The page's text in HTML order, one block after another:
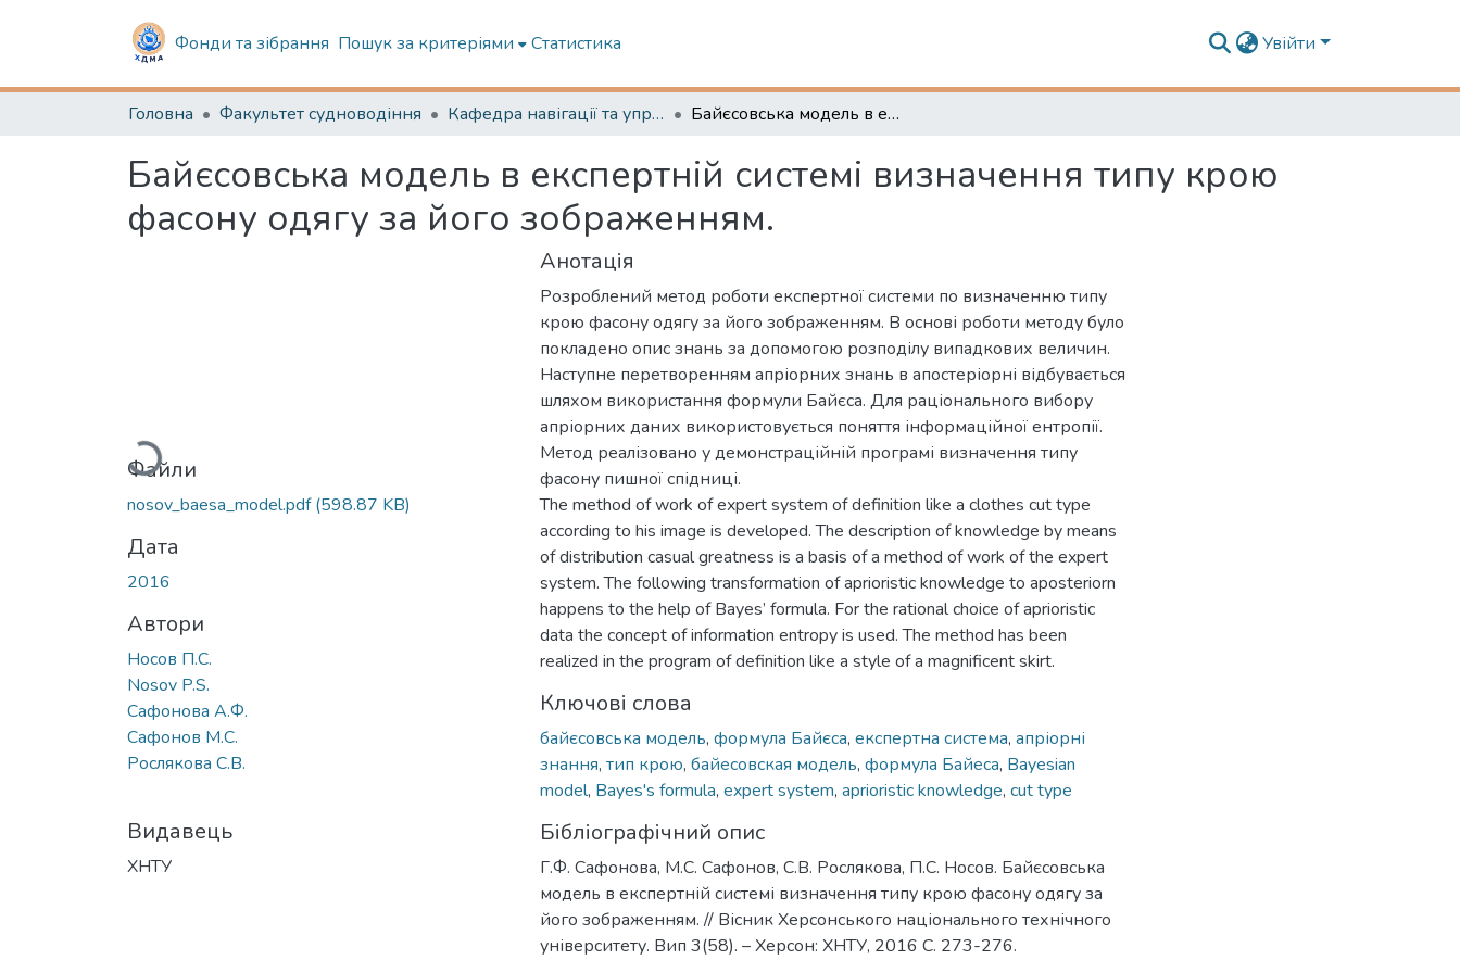
Фонди та зібрання Пошук за критеріями Статистика Увійти
Головна Факультет судноводіння Кафедра навігації та управління судном Байєсовська модель в експертній системі визначення типу крою фасону одягу за його зображенням.
Байєсовська модель в експертній системі визначення типу крою
фасону одягу за його зображенням.
Вантажиться...
Файли
nosov_baesa_model.pdf(598.87 KB)
Дата
2016
Автори
Носов П.С.
Nosov P.S.
Сафонова А.Ф.
Сафонов М.С.
Рослякова С.В.
Видавець
ХНТУ
Анотація
Розроблений метод роботи експертної системи по визначенню типу
крою фасону одягу за його зображенням. В основі роботи методу було
покладено опис знань за допомогою розподілу випадкових величин.
Наступне перетворенням апріорних знань в апостеріорні відбувається
шляхом використання формули Байєса. Для раціонального вибору
апріорних даних використовується поняття інформаційної ентропії.
Метод реалізовано у демонстраційній програмі визначення типу
фасону пишної спідниці.
The method of work of expert system of definition like a clothes cut type
according to his image is developed. The description of knowledge by means
of distribution casual greatness is a basis of a method of work of the expert
system. The following transformation of aprioristic knowledge to aposteriorn
happens to the help of Bayes’ formula. For the rational choice of aprioristic
data the concept of information entropy is used. The method has been
realized in the program of definition like a style of a magnificent skirt.
Ключові слова
байєсовська модель, формула Байєса, експертна система, апріорні
знання, тип крою, байесовская модель, формула Байеса, Bayesian
model, Bayes's formula, expert system, aprioristic knowledge, cut type
Бібліографічний опис
Г.Ф. Сафонова, М.С. Сафонов, С.В. Рослякова, П.С. Носов. Байєсовська
модель в експертній системі визначення типу крою фасону одягу за
його зображенням. // Вісник Херсонського національного технічного
університету. Вип 3(58). – Херсон: ХНТУ, 2016 С. 273-276.